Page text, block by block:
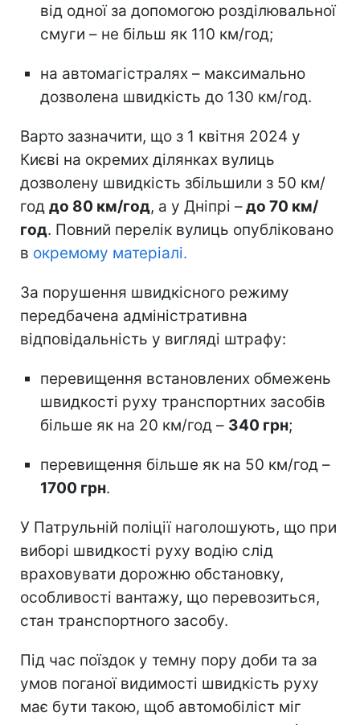
від одної за допомогою розділювальної
смуги – не більш як 110 км/год;
на автомагістралях – максимально
дозволена швидкість до 130 км/год.
Варто зазначити, що з 1 квітня 2024 у
Києві на окремих ділянках вулиць
дозволену швидкість збільшили з 50 км/
год до 80 км/год, а у Дніпрі –до 70 км/
год. Повний перелік вулиць опубліковано
в окремому матеріалі.
За порушення швидкісного режиму
передбачена адміністративна
відповідальність у вигляді штрафу:
перевищення встановлених обмежень
швидкості руху транспортних засобів
більше як на 20 км/год – 340 грн;
перевищення більше як на 50 км/год –
1700 грн.
У Патрульній поліції наголошують, що при
виборі швидкості руху водію слід
враховувати дорожню обстановку,
особливості вантажу, що перевозиться,
стан транспортного засобу.
Під час поїздок у темну пору доби та за
умов поганої видимості швидкість руху
має бути такою, щоб автомобіліст міг